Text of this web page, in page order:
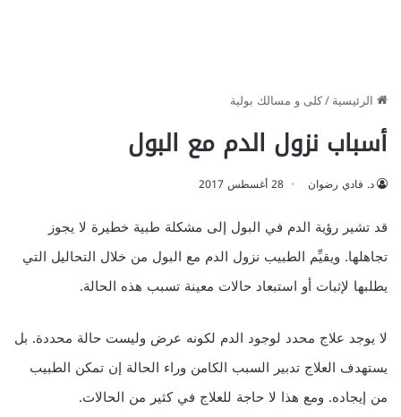
الرئيسية/كلى و مسالك بولية
أسباب نزول الدم مع البول
د. فادي رضوان 28 أغسطس 2017
قد تشير رؤية الدم في البول إلى مشكلة طبية خطيرة لا يجوز
تجاهلها. ويقيِّم الطبيب نزول الدم مع البول من خلال التحاليل التي
يطلبها لإثبات أو استبعاد حالات معينة تسبب هذه الحالة.
لا يوجد علاج محدد لوجود الدم لكونه عرض وليست حالة محددة. بل
يستهدف العلاج تدبير السبب الكامن وراء الحالة إن تمكن الطبيب
من إيجاده. ومع هذا لا حاجة للعلاج في كثير من الحالات.